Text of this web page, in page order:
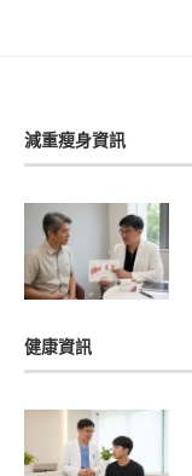
減重瘦身資訊
健康資訊